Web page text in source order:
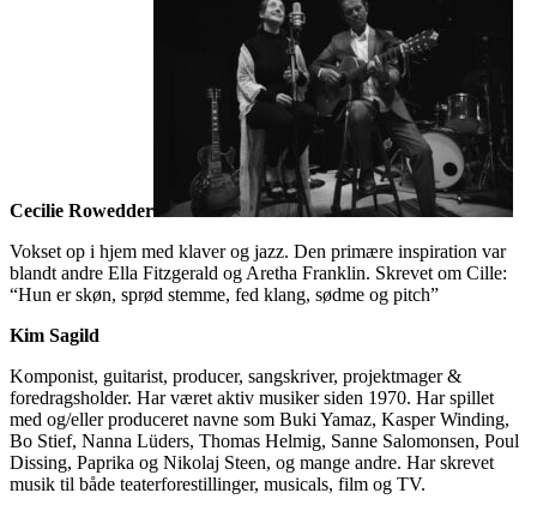
Cecilie Rowedder
Vokset op i hjem med klaver og jazz. Den primære inspiration var
blandt andre Ella Fitzgerald og Aretha Franklin. Skrevet om Cille:
“Hun er skøn, sprød stemme, fed klang, sødme og pitch”
Kim Sagild
Komponist, guitarist, producer, sangskriver, projektmager &
foredragsholder. Har været aktiv musiker siden 1970. Har spillet
med og/eller produceret navne som Buki Yamaz, Kasper Winding,
Bo Stief, Nanna Lüders, Thomas Helmig, Sanne Salomonsen, Poul
Dissing, Paprika og Nikolaj Steen, og mange andre. Har skrevet
musik til både teaterforestillinger, musicals, film og TV.